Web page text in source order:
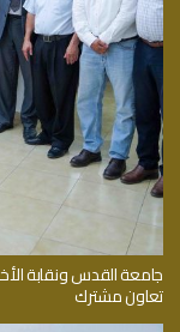
جامعة القدس ونقابة
تعاون مشترك